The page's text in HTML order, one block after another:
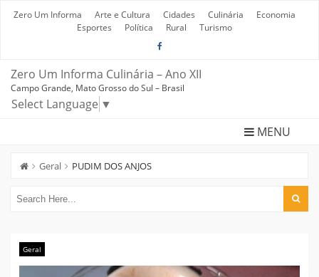
Zero Um Informa Arte e Cultura Cidades Culinária
Economia
Esportes
Política Rural Turismo
Zero Um Informa Culinária – Ano XII
Campo Grande, Mato Grosso do Sul – Brasil
Select Language ▼
MENU
Geral PUDIM DOS ANJOS
Geral